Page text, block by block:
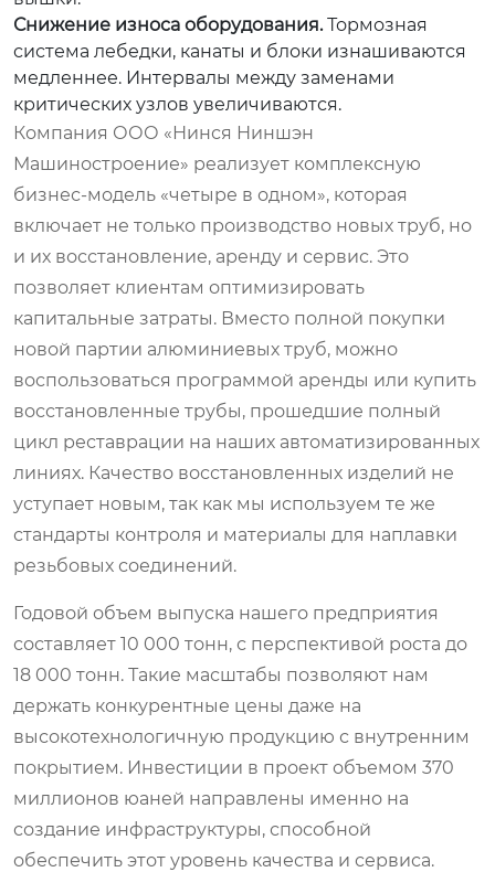
Снижение износа оборудования.Тормозная
система лебедки, канаты и блоки изнашиваются
медленнее. Интервалы между заменами
критических узлов увеличиваются.
Компания ООО «Нинся Ниншэн
Машиностроение» реализует комплексную
бизнес-модель «четыре в одном», которая
включает не только производство новых труб, но
и их восстановление, аренду и сервис. Это
позволяет клиентам оптимизировать
капитальные затраты. Вместо полной покупки
новой партии алюминиевых труб, можно
воспользоваться программой аренды или купить
восстановленные трубы, прошедшие полный
цикл реставрации на наших автоматизированных
линиях. Качество восстановленных изделий не
уступает новым, так как мы используем те же
стандарты контроля и материалы для наплавки
резьбовых соединений.
Годовой объем выпуска нашего предприятия
составляет 10 000 тонн, с перспективой роста до
18 000 тонн. Такие масштабы позволяют нам
держать конкурентные цены даже на
высокотехнологичную продукцию с внутренним
покрытием. Инвестиции в проект объемом 370
миллионов юаней направлены именно на
создание инфраструктуры, способной
обеспечить этот уровень качества и сервиса.